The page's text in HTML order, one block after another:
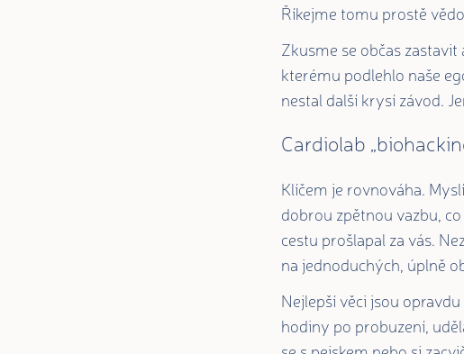
Říkejme tomu prostě
Zkusme se občas
kterému podlehlo naše
nestal další krysí závod.
Cardiolab
Klíčem je rovnováha.
dobrou zpětnou vazbu,
cestu prošlapal za vás.
na jednoduchých, úplně
Nejlepší věci jsou
hodiny po probuzení,